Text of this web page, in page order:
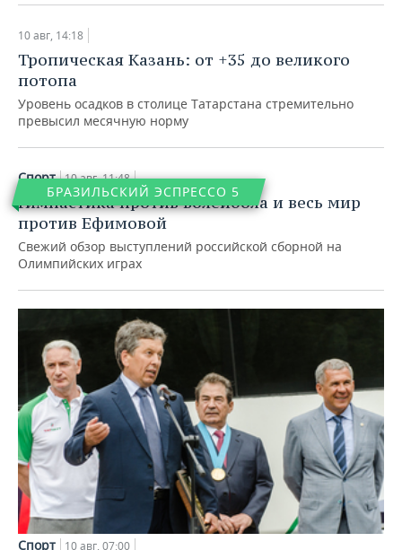
10 авг, 14:18
Тропическая Казань: от +35 до великого
потопа
Уровень осадков в столице Татарстана стремительно
превысил месячную норму
БРАЗИЛЬСКИЙ ЭСПРЕССО 5
Спорт 10 авг, 11:48
Гимнастика против волейбола и весь мир
против Ефимовой
Свежий обзор выступлений российской сборной на
Олимпийских играх
Спорт 10 авг, 07:00